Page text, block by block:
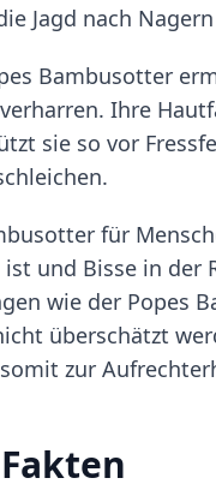
Jagd nach
Bambusotter
Ihre
sie so vor
für
und Bisse in der
wie der Popes
überschätzt
zur